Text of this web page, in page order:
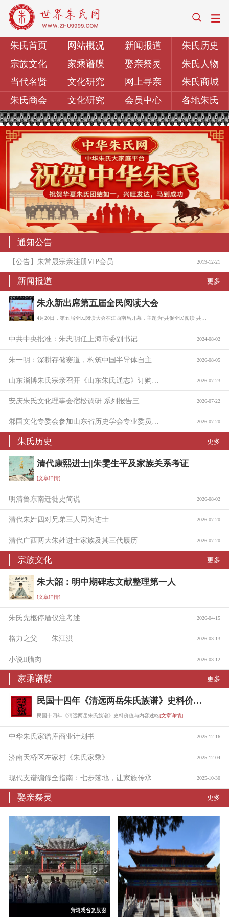
朱氏首页 网站概况 新闻报道
朱氏历史
宗族文化
家乘谱牒 娶亲祭灵
朱氏人物
当代名贤
文化研究 网上寻亲
朱氏商城
朱氏商会
文化研究 会员中心 各地朱氏
通知公告
【公告】朱常晟宗亲注册VIP会员 2019-12-21
新闻报道 更多
朱永新出席第五届全民阅读大会
中共中央批准：朱忠明任上海市委副书记 2024-08-02
2026-08-05
2026-07-23
安庆朱氏文化理事会宿松调研 系列报告三 2026-07-22
邾国文化专委会参加山东省历史学会专业委员会工作会议 2026-07-20
朱氏历史 更多
清代康熙进士||朱雯生平及家族关系考证
[文章详情]
明清鲁东南迁徙史简说 2026-08-02
清代朱姓四对兄弟三人同为进士 2026-07-20
清代广西两大朱姓进士家族及其三代履历 2026-07-20
宗族文化 更多
朱大韶：明中期碑志文献整理第一人
[文章详情]
朱氏先柩停厝仪注考述 2026-04-15
格力之父——朱江洪 2026-03-13
小说ll腊肉 2026-03-12
家乘谱牒 更多
民国十四年《清远两岳朱氏族谱》史料价值与内容述略
民国十四年《清远两岳朱氏族谱》史料价值与内容述略[文章详情]
中华朱氏家谱库商业计划书 2025-12-16
济南天桥区左家村《朱氏家乘》 2025-12-04
2025-10-30
娶亲祭灵 更多